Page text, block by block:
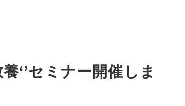
‘’セミナー開催しま